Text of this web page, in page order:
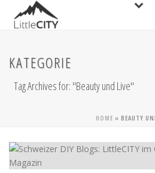
KATEGORIE
Tag Archives for: "Beauty und Live"
HOME » BEAUTY